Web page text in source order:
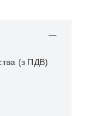
(з ПДВ)